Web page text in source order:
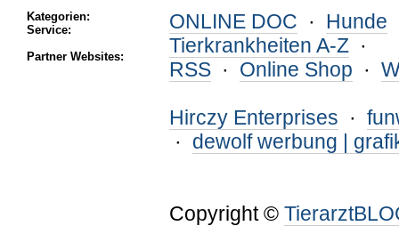
Kategorien:
Service:
Partner Websites:
ONLINE DOC · Hunde
Tierkrankheiten A-Z ·
RSS · Online Shop ·
Hirczy Enterprises ·
· dewolf werbung |
Copyright ©